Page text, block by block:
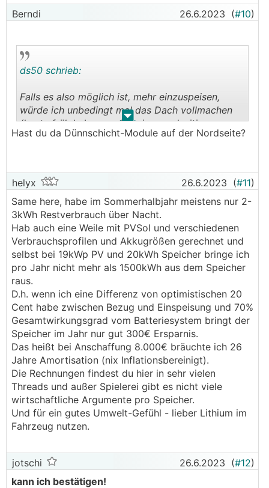
Wird dann für Alle ein Neuland.
Berndi 26.6.2023 (#10)
. .
ds50 schrieb:
Falls es also möglich ist, mehr einzuspeisen,
würde ich unbedingt mal das Dach vollmachen
(heute früh haben auch meine nordseitigen
Module gut produziert😎), BEVOR ich einen
Hast du da Dünnschicht-Module auf der Nordseite?
helyx 26.6.2023 (#11)
Same here, habe im Sommerhalbjahr meistens nur 2-
3kWh Restverbrauch über Nacht.
Hab auch eine Weile mit PVSol und verschiedenen
Verbrauchsprofilen und Akkugrößen gerechnet und
selbst bei 19kWp PV und 20kWh Speicher bringe ich
pro Jahr nicht mehr als 1500kWh aus dem Speicher
raus.
D.h. wenn ich eine Differenz von optimistischen 20
Cent habe zwischen Bezug und Einspeisung und 70%
Gesamtwirkungsgrad vom Batteriesystem bringt der
Speicher im Jahr nur gut 300€ Ersparnis.
Das heißt bei Anschaffung 8.000€ bräuchte ich 26
Jahre Amortisation (nix Inflationsbereinigt).
Die Rechnungen findest du hier in sehr vielen
Threads und außer Spielerei gibt es nicht viele
wirtschaftliche Argumente pro Speicher.
Und für ein gutes Umwelt-Gefühl - lieber Lithium im
Fahrzeug nutzen.
jotschi 26.6.2023 (#12)
kann ich bestätigen!